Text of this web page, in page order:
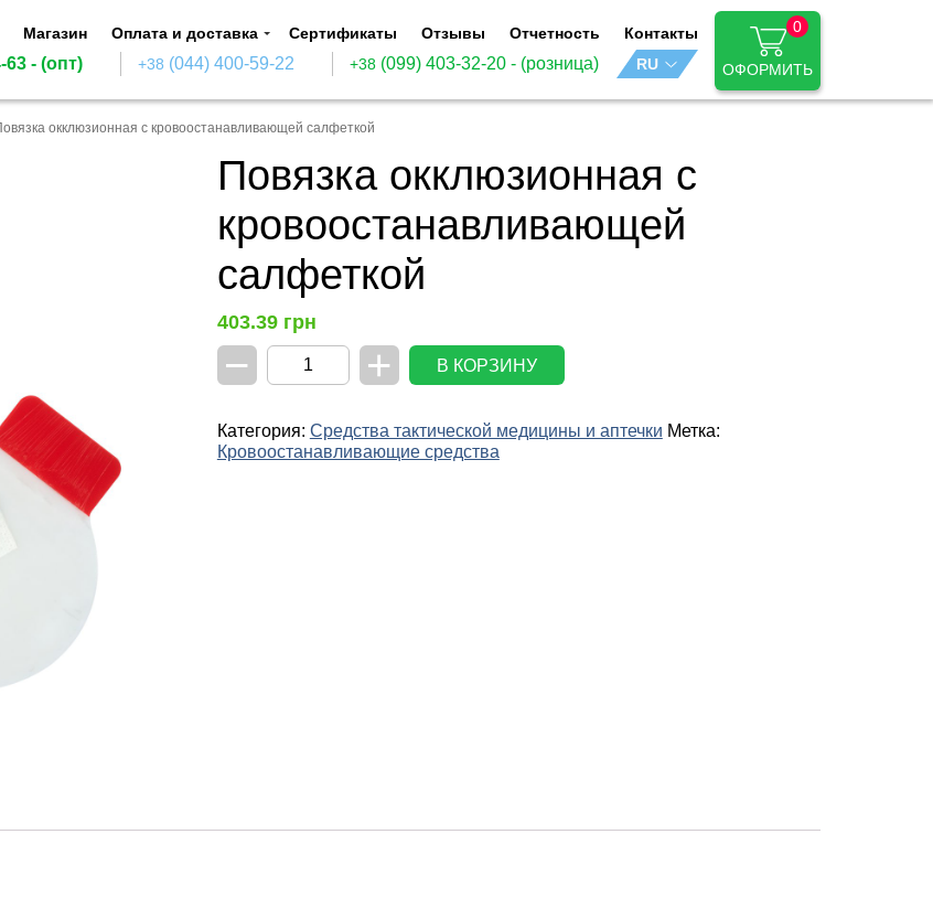
Магазин Оплата и доставка Сертификаты Отзывы Отчетность
Контакты
63- (опт) +38 (044) 400-59-22 +38 (099) 403-32-20 - (розница)
0
ОФОРМИТЬ
окклюзионная с кровоостанавливающей салфеткой
Повязка окклюзионная с
кровоостанавливающей
салфеткой
403.39 грн
−
Количество
Повязка
кровоостанавливающей
салфеткой
+ В КОРЗИНУ
Категория: Средства тактической медицины и аптечки Метка:
Кровоостанавливающие средства